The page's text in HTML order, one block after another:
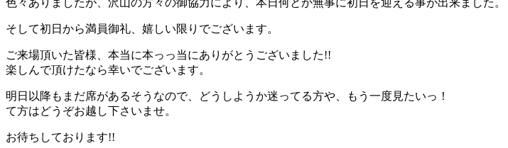
色々ありましたが、沢山の方々の御協力により、本日何とか無事に初日を迎える事が出来ました。
そして初日から満員御礼、嬉しい限りでございます。
ご来場頂いた皆様、本当に本っっ当にありがとうございました!!
楽しんで頂けたなら幸いでございます。
明日以降もまだ席があるそうなので、どうしようか迷ってる方や、もう一度見たいっ！
て方はどうぞお越し下さいませ。
お待ちしております!!